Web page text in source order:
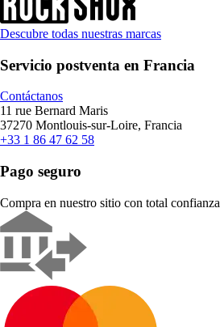
Descubre todas nuestras marcas
Servicio postventa en Francia
Contáctanos
11 rue Bernard Maris
37270 Montlouis-sur-Loire, Francia
+33 1 86 47 62 58
Pago seguro
Compra en nuestro sitio con total confianza